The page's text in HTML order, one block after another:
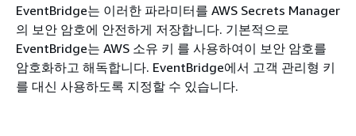
EventBridge는 이러한 파라미터를 AWS Secrets Manager
의 보안 암호에 안전하게 저장합니다. 기본적으로
EventBridge는 AWS 소유 키 를 사용하여이 보안 암호를
암호화하고 해독합니다. EventBridge에서 고객 관리형 키
를 대신 사용하도록 지정할 수 있습니다.